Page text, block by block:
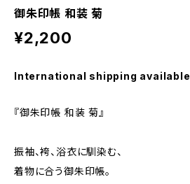
御朱印帳 和装 菊
¥2,200
International shipping available
『御朱印帳 和装 菊』
振袖、袴、浴衣に馴染む、
着物に合う御朱印帳。